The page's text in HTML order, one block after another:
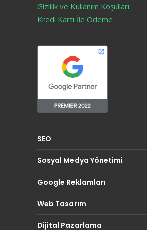
Gizlilik ve Kullanım Koşulları
Kredi Kartı İle Ödeme
SEO
Sosyal Medya Yönetimi
Google Reklamları
Web Tasarım
Dijital Pazarlama